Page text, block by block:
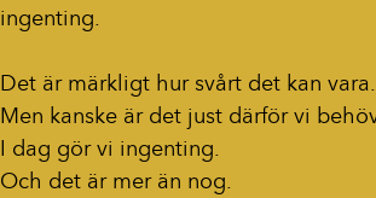
ingenting.
Det är märkligt hur svårt det kan
Men kanske är det just därför vi
I dag gör vi ingenting.
Och det är mer än nog.